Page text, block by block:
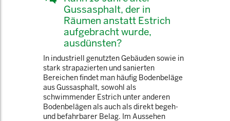
Gussasphalt, der in
Räumen anstatt Estrich
aufgebracht wurde,
ausdünsten?
In industriell genutzten Gebäuden sowie in
stark strapazierten und sanierten
Bereichen findet man häufig Bodenbeläge
aus Gussasphalt, sowohl als
schwimmender Estrich unter anderen
Bodenbelägen als auch als direkt begeh-
und befahrbarer Belag. Im Aussehen